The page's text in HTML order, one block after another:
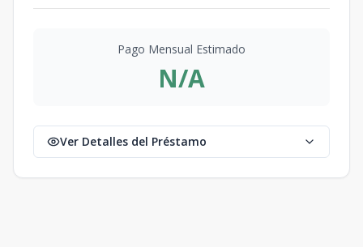
Pago Mensual Estimado
N/A
Ver Detalles del Préstamo